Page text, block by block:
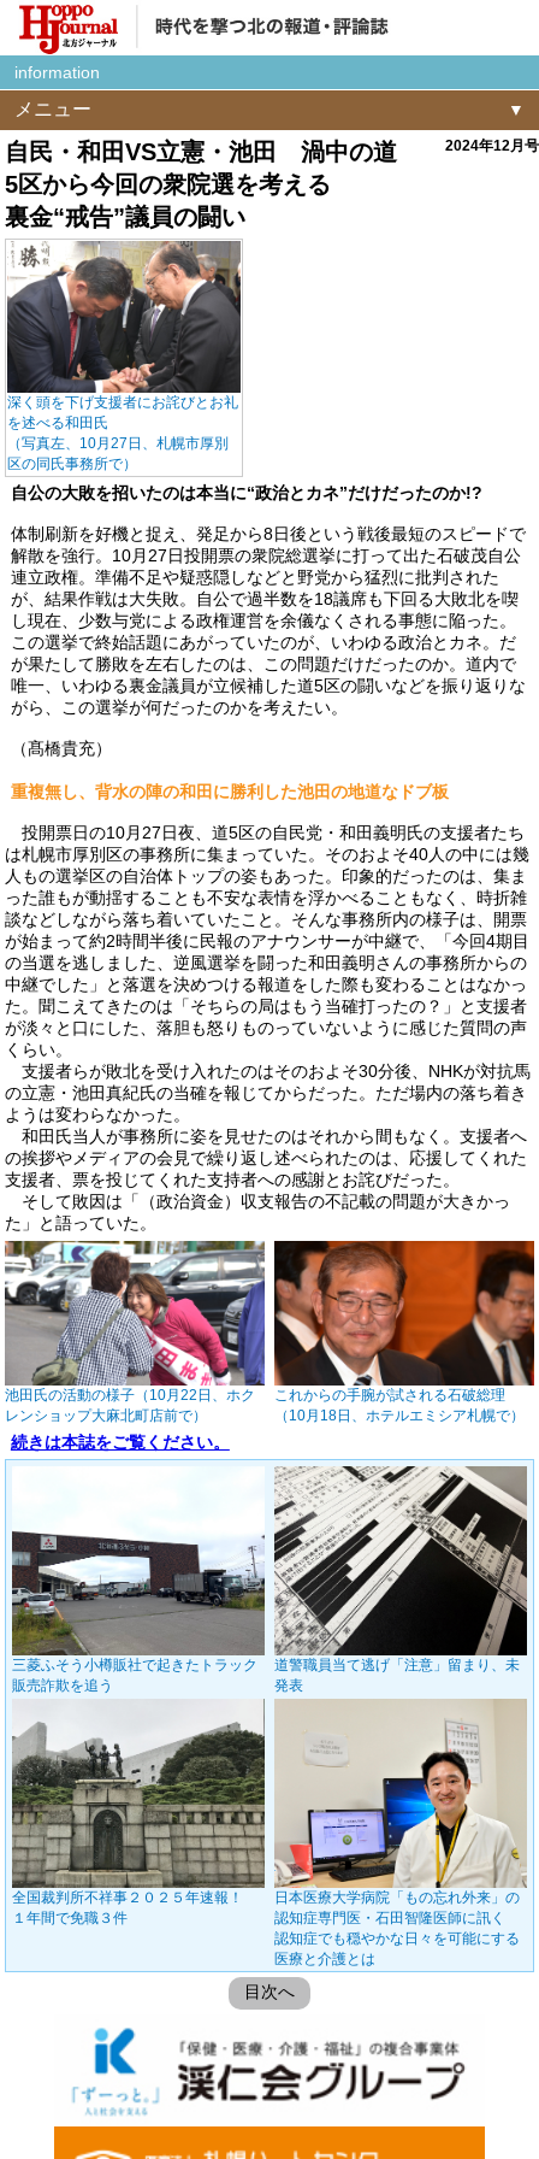
information
メニュー
自民・和田VS立憲・池田 渦中の道
5区から今回の衆院選を考える
裏金“戒告”議員の闘い
2024年12月号
深く頭を下げ支援者にお詫びとお礼
を述べる和田氏
（写真左、10月27日、札幌市厚別
区の同氏事務所で）
自公の大敗を招いたのは本当に“政治とカネ”だけだったのか!?
体制刷新を好機と捉え、発足から8日後という戦後最短のスピードで
解散を強行。10月27日投開票の衆院総選挙に打って出た石破茂自公
連立政権。準備不足や疑惑隠しなどと野党から猛烈に批判された
が、結果作戦は大失敗。自公で過半数を18議席も下回る大敗北を喫
し現在、少数与党による政権運営を余儀なくされる事態に陥った。
この選挙で終始話題にあがっていたのが、いわゆる政治とカネ。だ
が果たして勝敗を左右したのは、この問題だけだったのか。道内で
唯一、いわゆる裏金議員が立候補した道5区の闘いなどを振り返りな
がら、この選挙が何だったのかを考えたい。
（髙橋貴充）
重複無し、背水の陣の和田に勝利した池田の地道なドブ板
投開票日の10月27日夜、道5区の自民党・和田義明氏の支援者たち
は札幌市厚別区の事務所に集まっていた。そのおよそ40人の中には幾
人もの選挙区の自治体トップの姿もあった。印象的だったのは、集ま
った誰もが動揺することも不安な表情を浮かべることもなく、時折雑
談などしながら落ち着いていたこと。そんな事務所内の様子は、開票
が始まって約2時間半後に民報のアナウンサーが中継で、「今回4期目
の当選を逃しました、逆風選挙を闘った和田義明さんの事務所からの
中継でした」と落選を決めつける報道をした際も変わることはなかっ
た。聞こえてきたのは「そちらの局はもう当確打ったの？」と支援者
が淡々と口にした、落胆も怒りものっていないように感じた質問の声
くらい。
支援者らが敗北を受け入れたのはそのおよそ30分後、NHKが対抗馬
の立憲・池田真紀氏の当確を報じてからだった。ただ場内の落ち着き
ようは変わらなかった。
和田氏当人が事務所に姿を見せたのはそれから間もなく。支援者へ
の挨拶やメディアの会見で繰り返し述べられたのは、応援してくれた
支援者、票を投じてくれた支持者への感謝とお詫びだった。
そして敗因は「（政治資金）収支報告の不記載の問題が大きかっ
た」と語っていた。
池田氏の活動の様子（10月22日、ホク
レンショップ大麻北町店前で）
これからの手腕が試される石破総理
（10月18日、ホテルエミシア札幌で）
続きは本誌をご覧ください。
三菱ふそう小樽販社で起きたトラック
販売詐欺を追う
道警職員当て逃げ「注意」留まり、未
発表
全国裁判所不祥事２０２５年速報！
１年間で免職３件
日本医療大学病院「もの忘れ外来」の
認知症専門医・石田智隆医師に訊く
認知症でも穏やかな日々を可能にする
医療と介護とは
目次へ